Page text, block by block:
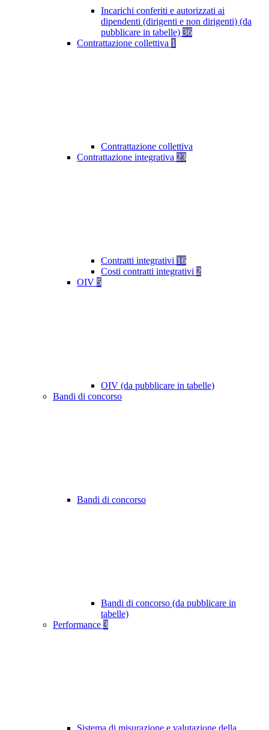
Incarichi conferiti e autorizzati ai
dipendenti (dirigenti e non dirigenti) (da
pubblicare in tabelle) 36
Contrattazione collettiva 1
Contrattazione collettiva
Contrattazione integrativa 23
Contratti integrativi 16
Costi contratti integrativi 2
OIV 5
OIV (da pubblicare in tabelle)
Bandi di concorso
Bandi di concorso
Bandi di concorso (da pubblicare in
tabelle)
Performance 3